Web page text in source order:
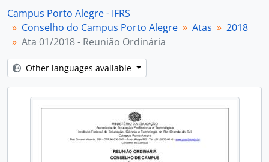
[Item] Ata 05/2018 - Reunião Ordinária
[Item] Ata 06/2018 - Reunião Ordinária
[Item] Ata 07/2018 - Reunião Ordinária
[Item] Ata 09/2018 - Reunião Ordinária
[Item] Ata 01/2018 - Reunião Extraordinária
[Item] Ata 03/2018 - Reunião Extraordinária
[Subseries] 2019
[Subseries] 2020
[Subseries] 2021
Campus Porto Alegre - IFRS
Conselho do Campus Porto Alegre
Atas
2018
Ata 01/2018 - Reunião Ordinária
Other languages available